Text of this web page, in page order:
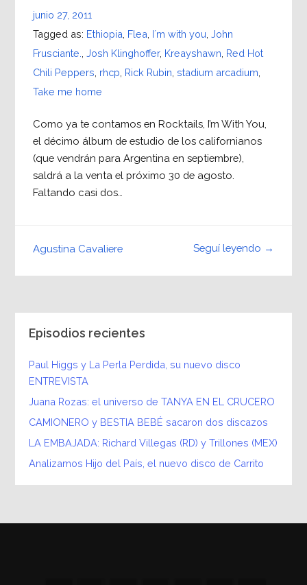
junio 27, 2011
Tagged as: Ethiopia Flea I´m with you John
Frusciante.
Josh Klinghoffer, Kreayshawn Red Hot
Chili Peppers rhcp Rick Rubin stadium arcadium
Take me home
Como ya te contamos en Rocktails, I’m With You,
el décimo álbum de estudio de los californianos
(que vendrán para Argentina en septiembre),
saldrá a la venta el próximo 30 de agosto.
Faltando casi dos…
Seguí leyendo →
Agustina Cavaliere
Episodios recientes
Paul Higgs y La Perla Perdida, su nuevo disco
ENTREVISTA
Juana Rozas: el universo de TANYA EN EL CRUCERO
CAMIONERO y BESTIA BEBÉ sacaron dos discazos
LA EMBAJADA: Richard Villegas (RD) y Trillones (MEX)
Analizamos Hijo del País, el nuevo disco de Carrito